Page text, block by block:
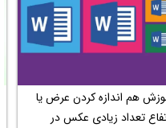
هم اندازه کردن عرض یا
تعداد زیادی عکس در